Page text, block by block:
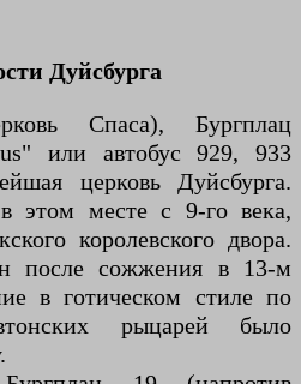
Дуйсбурга
Спаса), Бургплац
или автобус 929, 933
церковь Дуйсбурга.
этом месте с 9-го века,
королевского двора.
после сожжения в 13-м
в готическом стиле по
рыцарей было